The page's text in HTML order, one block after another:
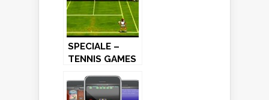
SPECIALE –
TENNIS GAMES